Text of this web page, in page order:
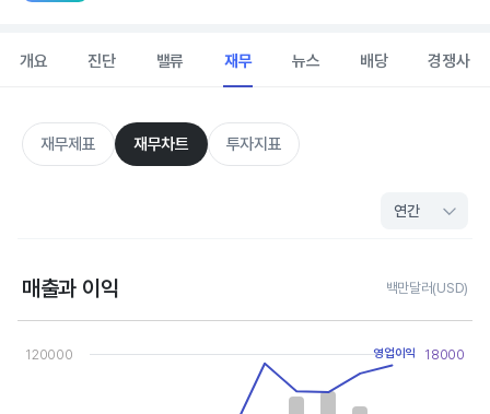
개요 진단 밸류 재무 뉴스 배당 경쟁사
재무제표 재무차트 투자지표
매출과 이익 백만달러(USD)
Chart
View as data table, Chart
The chart has 1 X axis displaying categories.
The chart has 2 Y axes displaying values, and values.
120000 18000
영업이익